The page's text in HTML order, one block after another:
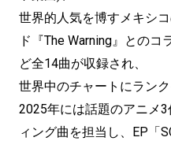
世界的人気を博すメキシ
ド『The Warning』とのコ
ど全14曲が収録され、
世界中のチャートにランク
2025年には話題のアニメ
ィング曲を担当し、EP「